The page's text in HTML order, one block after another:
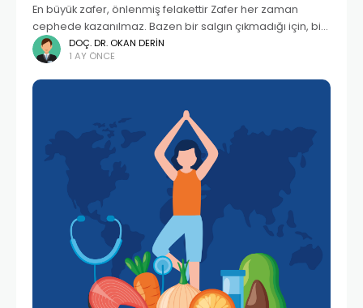
En büyük zafer, önlenmiş felakettir Zafer her zaman
cephede kazanılmaz. Bazen bir salgın çıkmadığı için, bir
çocuk hastalanmadığı için, bir yaşlı kavurucu sıcakta
hayatta kalabildiği için kazanılır. Bu da bir
DOÇ. DR. OKAN DERIN
1 AY ÖNCE